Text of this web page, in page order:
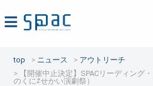
top ニュース
アウトリーチ
【開催中止決定】SPACリーディング
のくに⇄せかい演劇祭）